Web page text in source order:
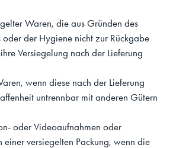
Waren, die aus Gründen des
oder der Hygiene nicht zur Rückgabe
Versiegelung nach der Lieferung
wenn diese nach der Lieferung
untrennbar mit anderen Gütern
oder Videoaufnahmen oder
versiegelten Packung, wenn die